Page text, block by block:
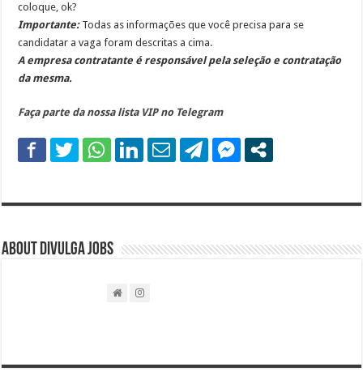
coloque, ok?
Importante:Todas as informações que você precisa para se
candidatar a vaga foram descritas a cima.
A empresa contratante é responsável pela seleção e contratação
da mesma.
Faça parte da nossa lista VIP no Telegram
About DIVULGA JOBS